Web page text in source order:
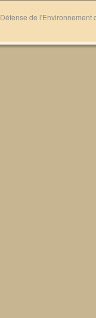
de l'Environnement